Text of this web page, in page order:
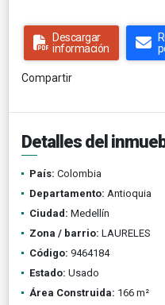
Descargar
información
Compartir
Detalles del
País: Colombia
Departamento: Antioquia
Ciudad: Medellín
Zona / barrio: LAURELES
Código: 9464184
Estado: Usado
Área Construida: 166 m²